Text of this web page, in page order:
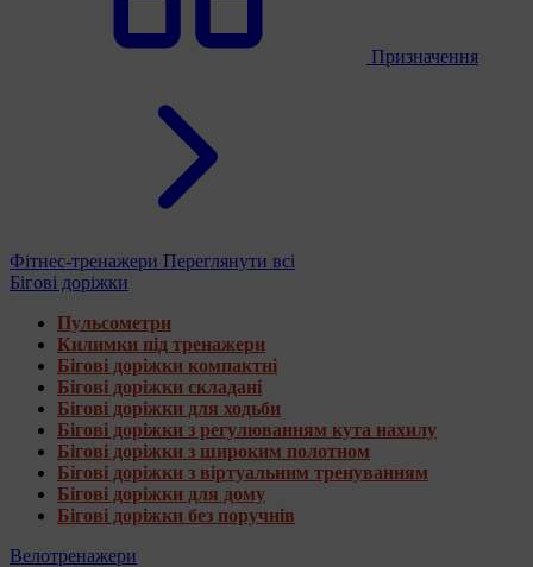
Призначення
Фітнес-тренажери Переглянути всі
Бігові доріжки
Пульсометри
Килимки під тренажери
Бігові доріжки компактні
Бігові доріжки складані
Бігові доріжки для ходьби
Бігові доріжки з регулюванням кута нахилу
Бігові доріжки з широким полотном
Бігові доріжки з віртуальним тренуванням
Бігові доріжки для дому
Бігові доріжки без поручнів
Велотренажери